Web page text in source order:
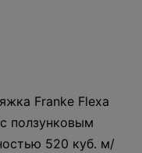
Franke Flexa
ползунковым
520 куб. м/